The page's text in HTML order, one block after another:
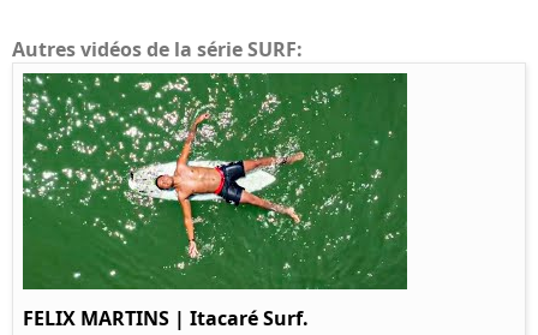
Autres vidéos de la série SURF:
FELIX MARTINS | Itacaré Surf.